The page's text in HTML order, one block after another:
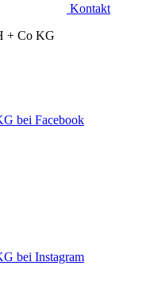
Kontakt
+ Co KG
bei Facebook
bei Instagram